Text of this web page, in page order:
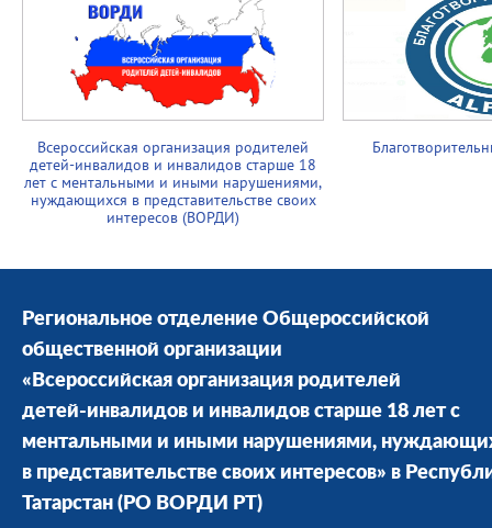
Всероссийская организация родителей
детей-инвалидов и инвалидов старше 18
лет с ментальными и иными нарушениями,
нуждающихся в представительстве своих
интересов (ВОРДИ)
Региональное отделение Общероссийской
общественной организации
«Всероссийская организация родителей
детей-инвалидов и инвалидов старше 18 лет с
ментальными и иными нарушениями,
в представительстве своих интересов» в
Татарстан (РО ВОРДИ РТ)